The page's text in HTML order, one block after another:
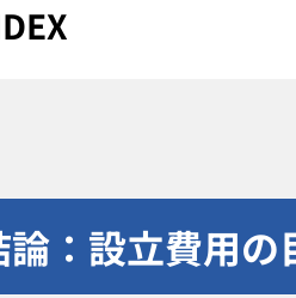
論：設立費用の